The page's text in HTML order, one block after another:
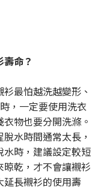
命？
最怕越洗越變形、
，一定要使用洗衣
物也要分開洗滌。
水時間通常太長，
時，建議設定較短
乾，才不會讓襯衫
延長襯衫的使用壽